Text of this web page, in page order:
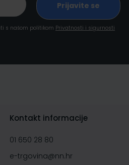
s našom politikom Privatnosti i sigurnosti
Kontakt informacije
01 650 28 80
e-trgovina@nn.hr